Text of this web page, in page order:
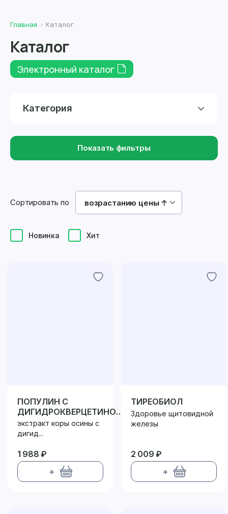
Главная Каталог
Каталог
Электронный каталог
Категория
Показать фильтры
Новинка Хит
Сортировать по возрастанию цены ↑
ПОПУЛИН С
ДИГИДРОКВЕРЦЕТИНОМ
75
экстракт коры осины с
дигид...
1 988 ₽
+
ТИРЕОБИОЛ
Здоровье щитовидной
железы
2 009 ₽
+